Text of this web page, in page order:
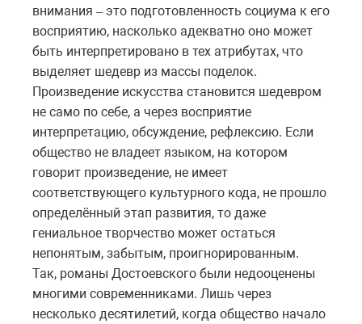
внимания – это подготовленность социума к его
восприятию, насколько адекватно оно может
быть интерпретировано в тех атрибутах, что
выделяет шедевр из массы поделок.
Произведение искусства становится шедевром
не само по себе, а через восприятие
интерпретацию, обсуждение, рефлексию. Если
общество не владеет языком, на котором
говорит произведение, не имеет
соответствующего культурного кода, не прошло
определённый этап развития, то даже
гениальное творчество может остаться
непонятым, забытым, проигнорированным.
Так, романы Достоевского были недооценены
многими современниками. Лишь через
несколько десятилетий, когда общество начало